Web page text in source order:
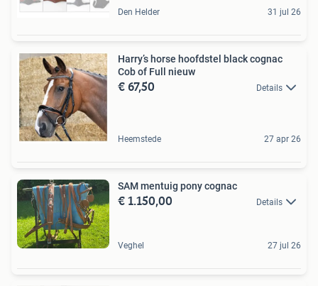
Den Helder 31 jul 26
Harry’s horse hoofdstel black cognac
Cob of Full nieuw
€ 67,50 Details
Heemstede 27 apr 26
SAM mentuig pony cognac
€ 1.150,00 Details
Veghel 27 jul 26